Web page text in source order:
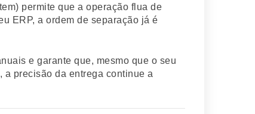
permite que a operação flua de
ERP, a ordem de separação já é
e garante que, mesmo que o seu
precisão da entrega continue a